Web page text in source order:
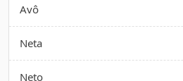
Avô
Neta
Neto